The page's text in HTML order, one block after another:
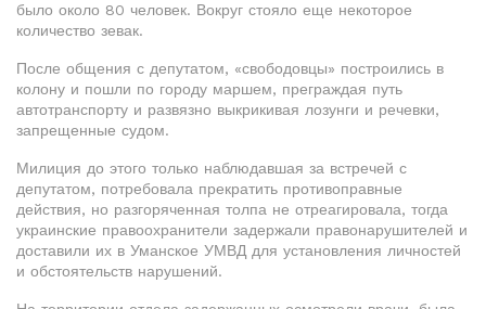
было около 80 человек. Вокруг стояло еще некоторое
количество зевак.
После общения с депутатом, «свободовцы» построились в
колону и пошли по городу маршем, преграждая путь
автотранспорту и развязно выкрикивая лозунги и речевки,
запрещенные судом.
Милиция до этого только наблюдавшая за встречей с
депутатом, потребовала прекратить противоправные
действия, но разгоряченная толпа не отреагировала, тогда
украинские правоохранители задержали правонарушителей и
доставили их в Уманское УМВД для установления личностей
и обстоятельств нарушений.